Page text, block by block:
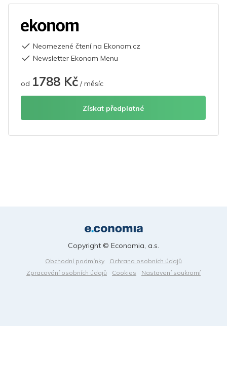
Neomezené čtení na Ekonom.cz
Newsletter Ekonom Menu
od 1788 Kč / měsíc
Získat předplatné
Obchodní podmínky
Ochrana osobních údajů
Zpracování osobních údajů
Cookies Nastavení soukromí
Copyright © Economia, a.s.